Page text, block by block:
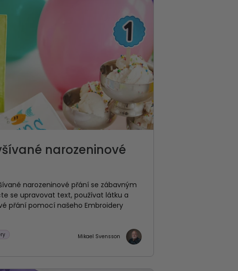
narozeninové
narozeninové přání se zábavným
se upravovat text, používat látku a
přání pomocí našeho Embroidery
Mikael Svensson